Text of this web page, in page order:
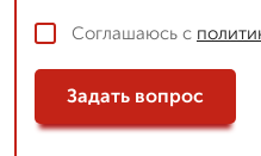
Соглашаюсь с
Задать вопрос